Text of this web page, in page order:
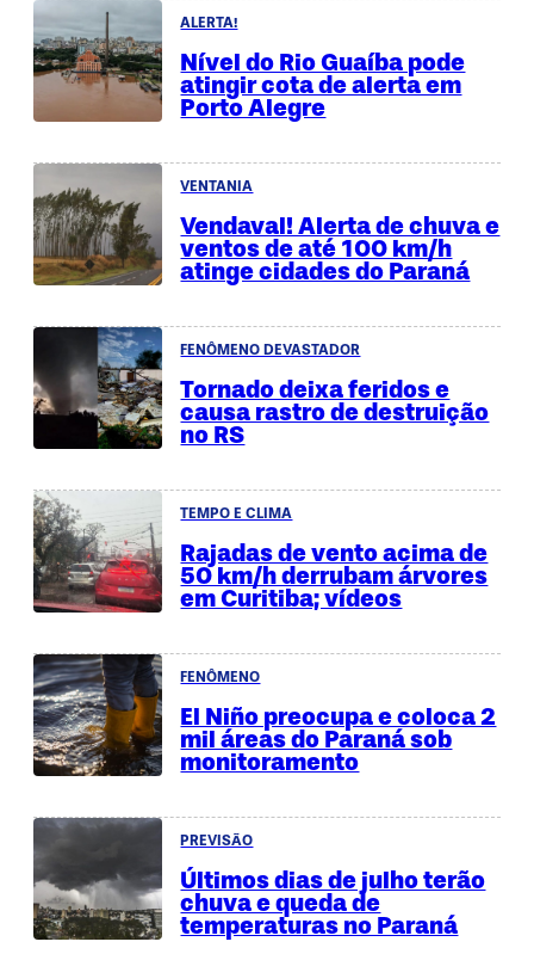
ALERTA!
Nível do Rio Guaíba pode
atingir cota de alerta em
Porto Alegre
VENTANIA
Vendaval! Alerta de chuva e
ventos de até 100 km/h
atinge cidades do Paraná
FENÔMENO DEVASTADOR
Tornado deixa feridos e
causa rastro de destruição
no RS
TEMPO E CLIMA
Rajadas de vento acima de
50 km/h derrubam árvores
em Curitiba; vídeos
FENÔMENO
El Niño preocupa e coloca 2
mil áreas do Paraná sob
monitoramento
PREVISÃO
Últimos dias de julho terão
chuva e queda de
temperaturas no Paraná